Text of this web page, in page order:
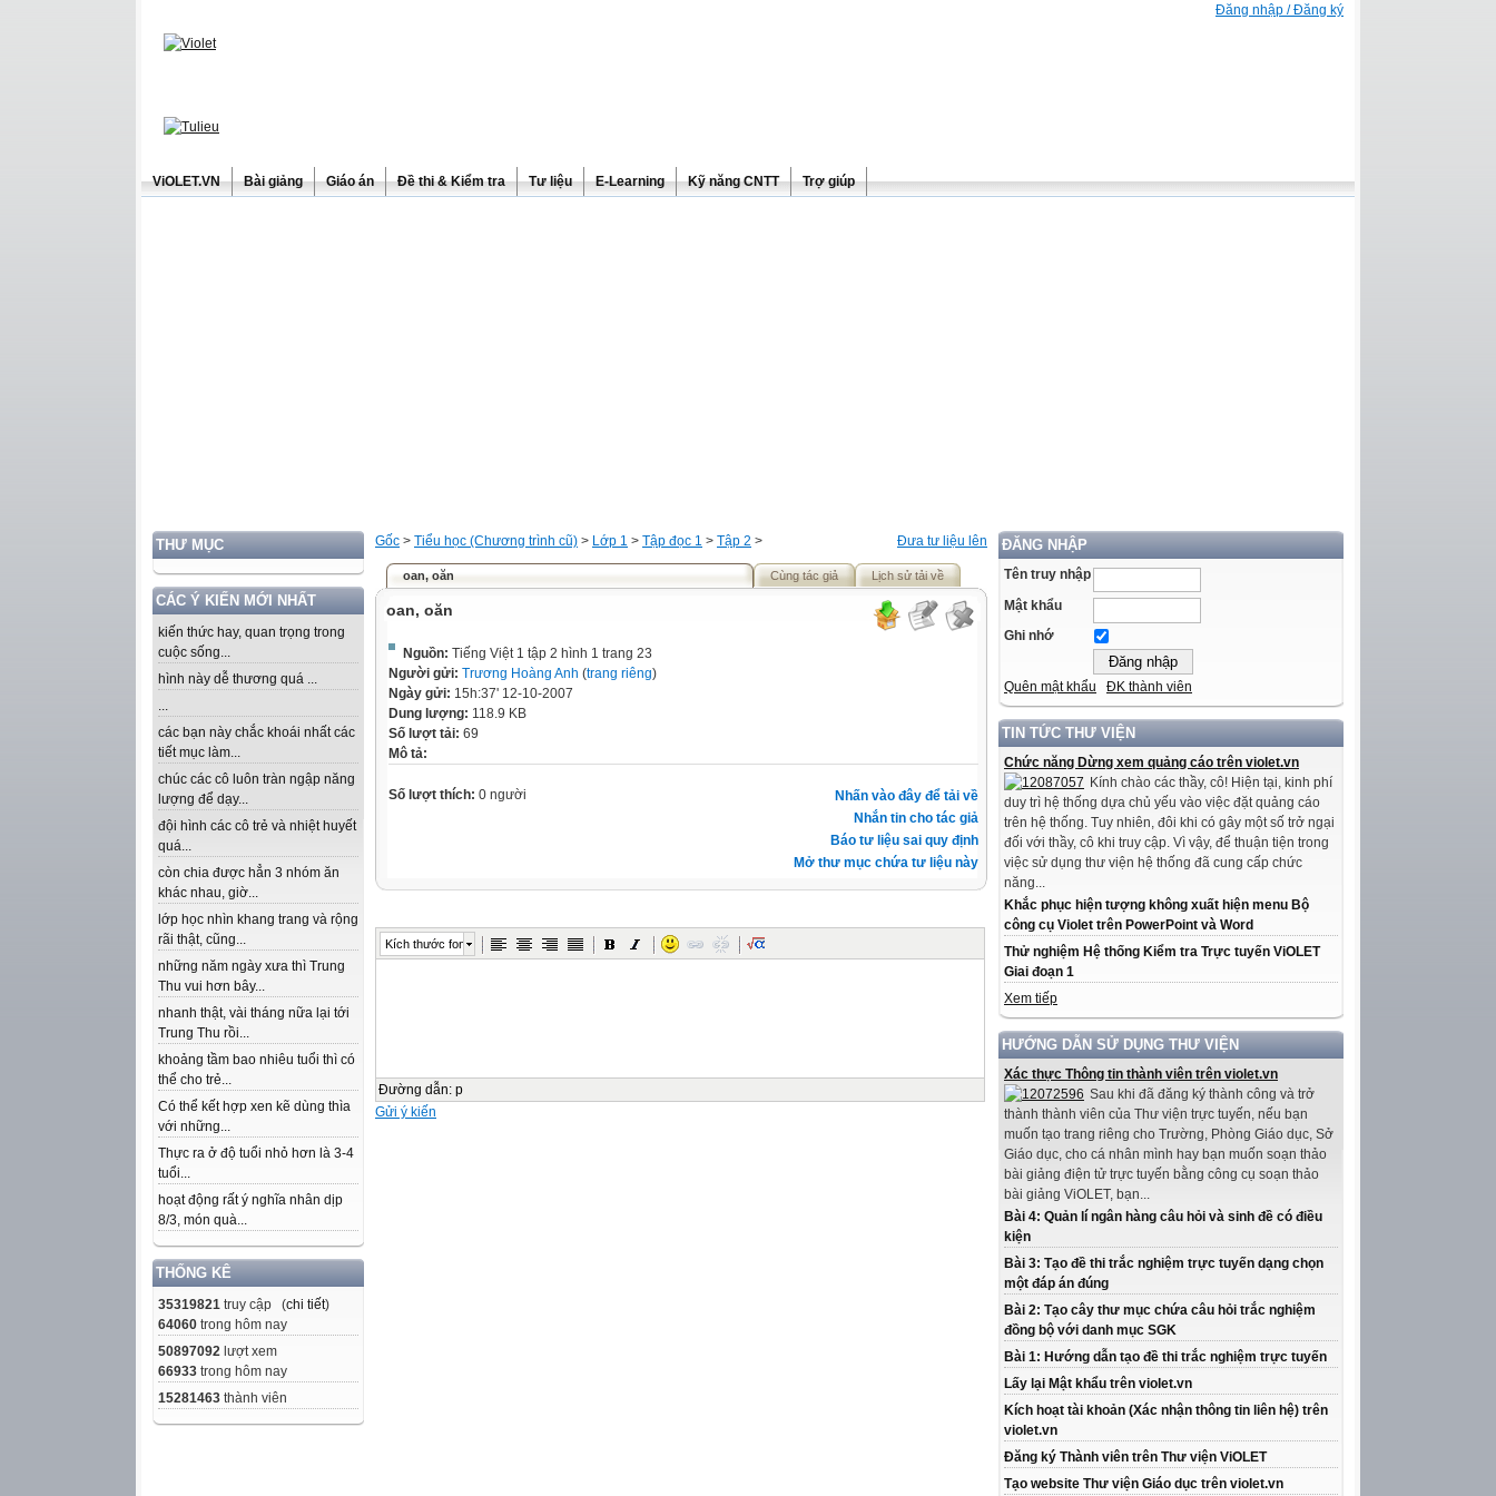
Đăng nhập / Đăng ký
ViOLET.VN Bài giảng Giáo án Đề thi & Kiểm tra Tư liệu E-Learning Kỹ năng CNTT Trợ giúp
THƯ MỤC
CÁC Ý KIẾN MỚI NHẤT
kiến thức hay, quan trọng trong
cuộc sống...
hình này dễ thương quá ...
...
các bạn này chắc khoái nhất các
tiết mục làm...
chúc các cô luôn tràn ngập năng
lượng để dạy...
đội hình các cô trẻ và nhiệt huyết
quá...
còn chia được hẳn 3 nhóm ăn
khác nhau, giờ...
lớp học nhìn khang trang và rộng
rãi thật, cũng...
những năm ngày xưa thì Trung
Thu vui hơn bây...
nhanh thật, vài tháng nữa lại tới
Trung Thu rồi...
khoảng tầm bao nhiêu tuổi thì có
thể cho trẻ...
Có thể kết hợp xen kẽ dùng thìa
với những...
Thực ra ở độ tuổi nhỏ hơn là 3-4
tuổi...
hoạt động rất ý nghĩa nhân dịp
8/3, món quà...
THỐNG KÊ
35319821 truy cập (chi tiết)
64060 trong hôm nay
50897092 lượt xem
66933 trong hôm nay
15281463 thành viên
ĐĂNG NHẬP
Tên truy nhập
Mật khẩu
Ghi nhớ
Quên mật khẩu ĐK thành viên
TIN TỨC THƯ VIỆN
Chức năng Dừng xem quảng cáo trên violet.vn
Kính chào các thầy, cô! Hiện tại, kinh phí
duy trì hệ thống dựa chủ yếu vào việc đặt quảng cáo
trên hệ thống. Tuy nhiên, đôi khi có gây một số trở ngại
đối với thầy, cô khi truy cập. Vì vậy, để thuận tiện trong
việc sử dụng thư viện hệ thống đã cung cấp chức
năng...
Khắc phục hiện tượng không xuất hiện menu Bộ
công cụ Violet trên PowerPoint và Word
Thử nghiệm Hệ thống Kiểm tra Trực tuyến ViOLET
Giai đoạn 1
Xem tiếp
HƯỚNG DẪN SỬ DỤNG THƯ VIỆN
Xác thực Thông tin thành viên trên violet.vn
Sau khi đã đăng ký thành công và trở
thành thành viên của Thư viện trực tuyến, nếu bạn
muốn tạo trang riêng cho Trường, Phòng Giáo dục, Sở
Giáo dục, cho cá nhân mình hay bạn muốn soạn thảo
bài giảng điện tử trực tuyến bằng công cụ soạn thảo
bài giảng ViOLET, bạn...
Bài 4: Quản lí ngân hàng câu hỏi và sinh đề có điều
kiện
Bài 3: Tạo đề thi trắc nghiệm trực tuyến dạng chọn
một đáp án đúng
Bài 2: Tạo cây thư mục chứa câu hỏi trắc nghiệm
đồng bộ với danh mục SGK
Bài 1: Hướng dẫn tạo đề thi trắc nghiệm trực tuyến
Lấy lại Mật khẩu trên violet.vn
Kích hoạt tài khoản (Xác nhận thông tin liên hệ) trên
violet.vn
Đăng ký Thành viên trên Thư viện ViOLET
Tạo website Thư viện Giáo dục trên violet.vn
Đưa tư liệu lên
Gốc > Tiểu học (Chương trình cũ) > Lớp 1 > Tập đọc 1 > Tập 2 >
oan, oăn Cùng tác giả Lịch sử tải về
oan, oăn
Nguồn: Tiếng Việt 1 tập 2 hình 1 trang 23
Người gửi: Trương Hoàng Anh (trang riêng)
Ngày gửi: 15h:37' 12-10-2007
Dung lượng: 118.9 KB
Số lượt tải: 69
Mô tả:
Nhấn vào đây để tải về
Nhắn tin cho tác giả
Báo tư liệu sai quy định
Mở thư mục chứa tư liệu này
Số lượt thích: 0 người
Kích thước font
Đường dẫn: p
Gửi ý kiến